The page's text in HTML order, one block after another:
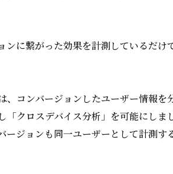
ンに繋がった効果を計測しているだけ
、コンバージョンしたユーザー情報を
「クロスデバイス分析」を可能にしま
ージョンも同一ユーザーとして計測す